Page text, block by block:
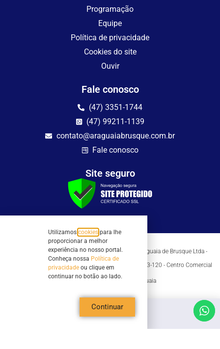
Programação
Equipe
Política de privacidade
Cookies do site
Ouvir
Fale conosco
(47) 3351-1744
(47) 99211-1139
contato@araguaiabrusque.com.br
Fale conosco
Site seguro
Todos os direitos reservados - Sociedade Rádio Araguaia de Brusque Ltda -
CNPJ 82.983.230/0001-82
Mathilde Hoffmann, 66 - Centro II, Brusque, SC - 88353-120 - Centro Comercial
Geschäftshaus - Sl 21/22
Copyright © 2026 | Rádio Araguaia
Utilizamos cookies para lhe
proporcionar a melhor
experiência no nosso portal.
Conheça nossa Política de
privacidade ou clique em
continuar no botão ao lado.
Continuar